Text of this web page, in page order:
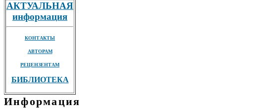
АКТУАЛЬНАЯ
информация
КОНТАКТЫ
АВТОРАМ
РЕЦЕНЗЕНТАМ
БИБЛИОТЕКА
Информация